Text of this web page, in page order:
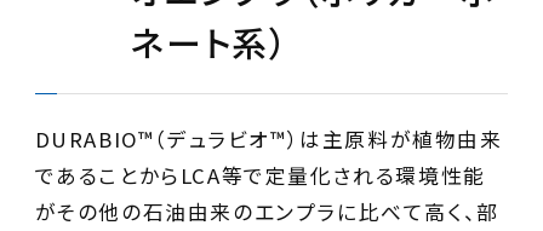
ネート系）
DURABIO™（デュラビオ™）は主原料が植物由来
であることからLCA等で定量化される環境性能
がその他の石油由来のエンプラに比べて高く、部